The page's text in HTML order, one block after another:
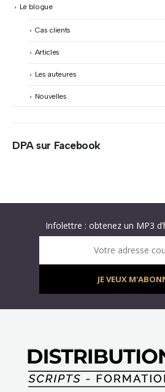
Le blogue
Cas clients
Articles
Les auteures
Nouvelles
DPA sur Facebook
Infolettre : obtenez un MP3
Votre adresse
JE VEUX